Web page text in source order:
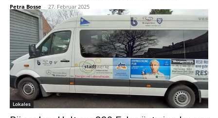
Petra Bosse - 27. Februar 2025
Lokales